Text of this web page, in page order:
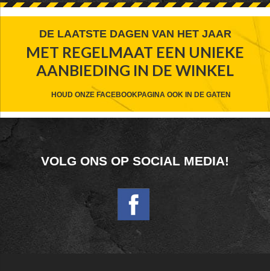
FOOTER
WIDGET
HEADER
DE LAATSTE DAGEN VAN HET JAAR
MET REGELMAAT EEN UNIEKE
AANBIEDING IN DE WINKEL
HOUD ONZE FACEBOOKPAGINA OOK IN DE GATEN
FOOTER
WIDGET
HEADER
SOCIAL
VOLG ONS OP SOCIAL MEDIA!